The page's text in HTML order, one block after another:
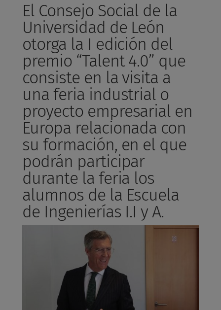
El Consejo Social de la
Universidad de León
otorga la I edición del
premio “Talent 4.0” que
consiste en la visita a
una feria industrial o
proyecto empresarial en
Europa relacionada con
su formación, en el que
podrán participar
durante la feria los
alumnos de la Escuela
de Ingenierías I.I y A.